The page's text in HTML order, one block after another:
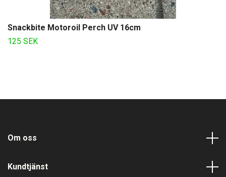
Snackbite Motoroil Perch UV 16cm
125 SEK
Om oss
Kundtjänst